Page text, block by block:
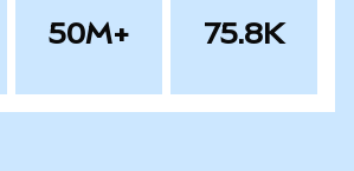
50M+ 75.8K